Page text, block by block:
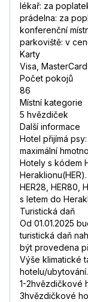
lékař: za
prádelna: za
konferenční
parkoviště: v
Karty
Visa,
Počet pokojů
86
Místní kategorie
5 hvězdiček
Další informace
Hotel přijímá
maximální
Hotely s kódem
HER28, HER80,
s letem do
Turistická daň
Od 01.01.2025
turistická daň
být provedena
Výše klimatické
hotelu/
1-2hvězdičkové
3hvězdičkové